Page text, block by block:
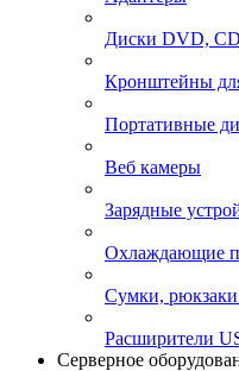
Диски DVD, CD
Кронштейны
Портативные
Веб камеры
Зарядные
Охлаждающие
Сумки,
Расширители
Серверное